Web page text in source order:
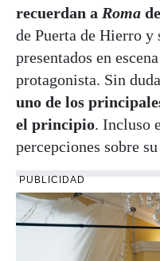
recuerdan a Roma
de Puerta de Hierro y
presentados en
protagonista. Sin
uno de los
el principio. Incluso
percepciones sobre
PUBLICIDAD